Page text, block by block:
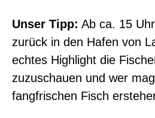
Unser Tipp: Ab ca. 15
zurück in den Hafen von
echtes Highlight die
zuzuschauen und wer
fangfrischen Fisch